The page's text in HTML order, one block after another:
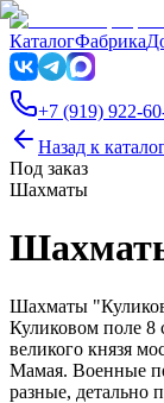
КаталогФабрика
+7 (919) 922-
Назад к
Под заказ
Шахматы
Шахматы
Куликовом поле 8
великого князя
Мамая. Военные
разные, детально